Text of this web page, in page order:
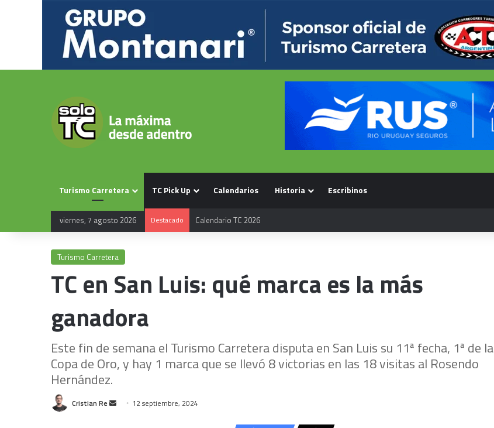
Turismo Carretera TC Pick Up Calendarios Historia Escribinos
viernes, 7 agosto 2026 Destacado Calendario TC 2026
Turismo Carretera
TC en San Luis: qué marca es la más
ganadora
Este fin de semana el Turismo Carretera disputa en San Luis su 11ª fecha, 1ª de la
Copa de Oro, y hay 1 marca que se llevó 8 victorias en las 18 visitas al Rosendo
Hernández.
Cristian Re
Send 12 septiembre, 2024